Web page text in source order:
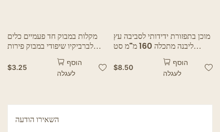
מקלות במבוק חד פעמיים כלים
לברביקיו שיפודי במבוק פירות
קוקטייל עץ כלי מסיבה למטבח
שיפודי קוקטייל במבוק 100
$3.25
הוסף
לעגלה
מוכן בתפזורת ידידותי לסביבה עץ
ליבנה מתכלה 160 מ"מ סט
סכו"ם מעץ סטים חד פעמיים
לכלי שולחן מעץ
$8.50
הוסף
לעגלה
השאירו הודעה